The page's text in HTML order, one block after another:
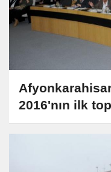
2016'nın ilk